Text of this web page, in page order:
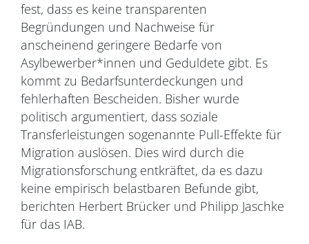
fest, dass es keine transparenten
Begründungen und Nachweise für
anscheinend geringere Bedarfe von
Asylbewerber*innen und Geduldete gibt. Es
kommt zu Bedarfsunterdeckungen und
fehlerhaften Bescheiden. Bisher wurde
politisch argumentiert, dass soziale
Transferleistungen sogenannte Pull-Effekte für
Migration auslösen. Dies wird durch die
Migrationsforschung entkräftet, da es dazu
keine empirisch belastbaren Befunde gibt,
berichten Herbert Brücker und Philipp Jaschke
für das IAB.